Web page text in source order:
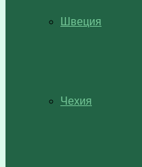
Швеция
Чехия